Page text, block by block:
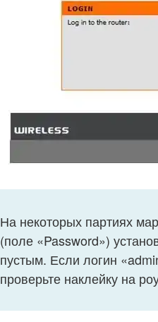
На некоторых партиях
(поле «Password»)
пустым. Если логин
проверьте наклейку на